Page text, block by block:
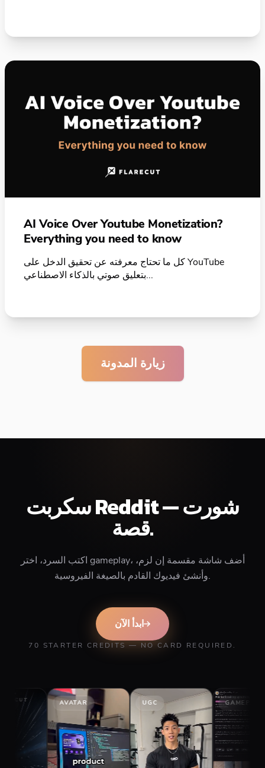
AI Voice Over Youtube Monetization?
Everything you need to know
كل ما تحتاج معرفته عن تحقيق الدخل على YouTube
بتعليق صوتي بالذكاء الاصطناعي...
زيارة المدونة
سكربت Reddit — شورت
قصة.
اكتب السرد، اختر gameplay، أضف شاشة مقسمة إن لزم،
وأنشئ فيديوك القادم بالصيغة الفيروسية.
ابدأ الآن
70 STARTER CREDITS — NO CARD REQUIRED.
AVATAR GAMEPLAY